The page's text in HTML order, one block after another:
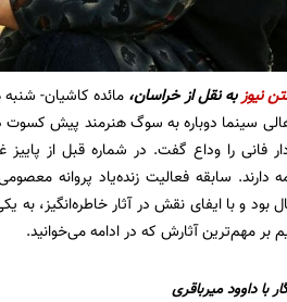
نیوزبه نقل از خراسان، مائده کاشیان-
سینما دوباره به سوگ هنرمند پیش کسوت
دارند. سابقه فعالیت زنده‌یاد پروانه
بود و با ایفای نقش در آثار خاطره‌انگیز،
بر مهم‌ترین آثارش که در ادامه می‌خوانید.
با داوود میرباقری